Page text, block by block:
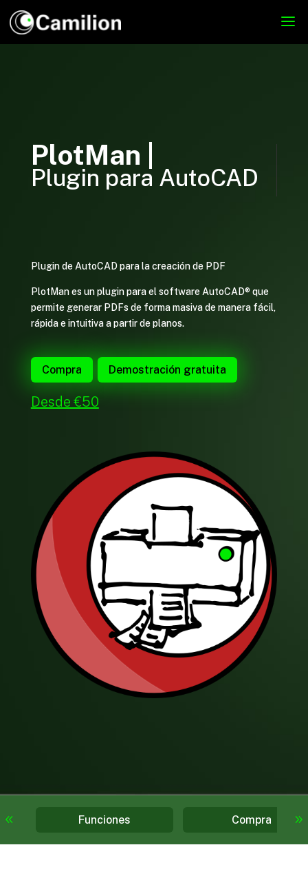
PlotMan |
Plugin para AutoCAD
Plugin de AutoCAD para la creación de PDF
PlotMan es un plugin para el software AutoCAD® que
permite generar PDFs de forma masiva de manera fácil,
rápida e intuitiva a partir de planos.
Compra Demostración gratuita
Desde €50
Funciones Compra